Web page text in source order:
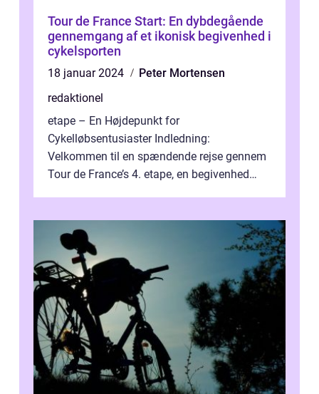
Tour de France Start: En dybdegående
gennemgang af et ikonisk begivenhed i
cykelsporten
18 januar 2024
Peter Mortensen
redaktionel
etape – En Højdepunkt for
Cykelløbsentusiaster Indledning:
Velkommen til en spændende rejse gennem
Tour de France’s 4. etape, en begivenhed